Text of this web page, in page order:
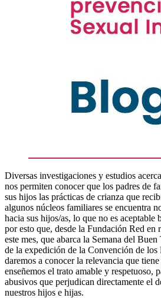
Diversas investigaciones y estudios
nos permiten conocer que los padres de
sus hijos las prácticas de crianza que
algunos núcleos familiares se encuentra
hacia sus hijos/as, lo que no es aceptable
por esto que, desde la Fundación Red en
este mes, que abarca la Semana del
de la expedición de la Convención de los
daremos a conocer la relevancia que tiene
enseñemos el trato amable y respetuoso,
abusivos que perjudican directamente el
nuestros hijos e hijas.